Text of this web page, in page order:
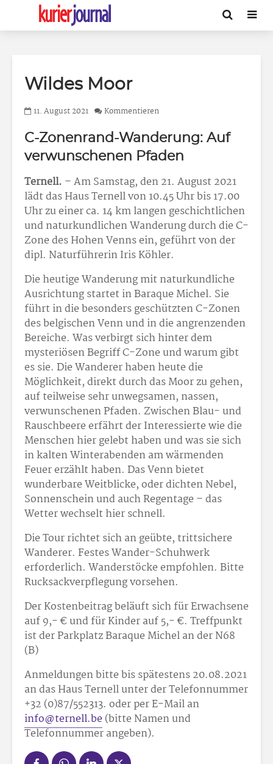
Wildes Moor
11. August 2021 Kommentieren
C-Zonenrand-Wanderung: Auf
verwunschenen Pfaden
Ternell. – Am Samstag, den 21. August 2021
lädt das Haus Ternell von 10.45 Uhr bis 17.00
Uhr zu einer ca. 14 km langen geschichtlichen
und naturkundlichen Wanderung durch die C-
Zone des Hohen Venns ein, geführt von der
dipl. Naturführerin Iris Köhler.
Die heutige Wanderung mit naturkundliche
Ausrichtung startet in Baraque Michel. Sie
führt in die besonders geschützten C-Zonen
des belgischen Venn und in die angrenzenden
Bereiche. Was verbirgt sich hinter dem
mysteriösen Begriff C-Zone und warum gibt
es sie. Die Wanderer haben heute die
Möglichkeit, direkt durch das Moor zu gehen,
auf teilweise sehr unwegsamen, nassen,
verwunschenen Pfaden. Zwischen Blau- und
Rauschbeere erfährt der Interessierte wie die
Menschen hier gelebt haben und was sie sich
in kalten Winterabenden am wärmenden
Feuer erzählt haben. Das Venn bietet
wunderbare Weitblicke, oder dichten Nebel,
Sonnenschein und auch Regentage – das
Wetter wechselt hier schnell.
Die Tour richtet sich an geübte, trittsichere
Wanderer. Festes Wander-Schuhwerk
erforderlich. Wanderstöcke empfohlen. Bitte
Rucksackverpflegung vorsehen.
Der Kostenbeitrag beläuft sich für Erwachsene
auf 9,- € und für Kinder auf 5,- €. Treffpunkt
ist der Parkplatz Baraque Michel an der N68
(B)
Anmeldungen bitte bis spätestens 20.08.2021
an das Haus Ternell unter der Telefonnummer
+32 (0)87/552313. oder per E-Mail an
info@ternell.be(bitte Namen und
Telefonnummer angeben).